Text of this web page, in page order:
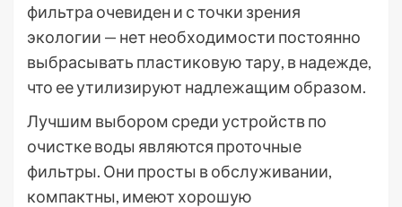
фильтра очевиден и с точки зрения
экологии — нет необходимости постоянно
выбрасывать пластиковую тару, в надежде,
что ее утилизируют надлежащим образом.
Лучшим выбором среди устройств по
очистке воды являются проточные
фильтры. Они просты в обслуживании,
компактны, имеют хорошую